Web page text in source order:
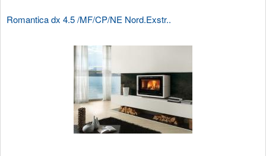
Romantica dx 4.5 /MF/CP/NE Nord.Exstr..